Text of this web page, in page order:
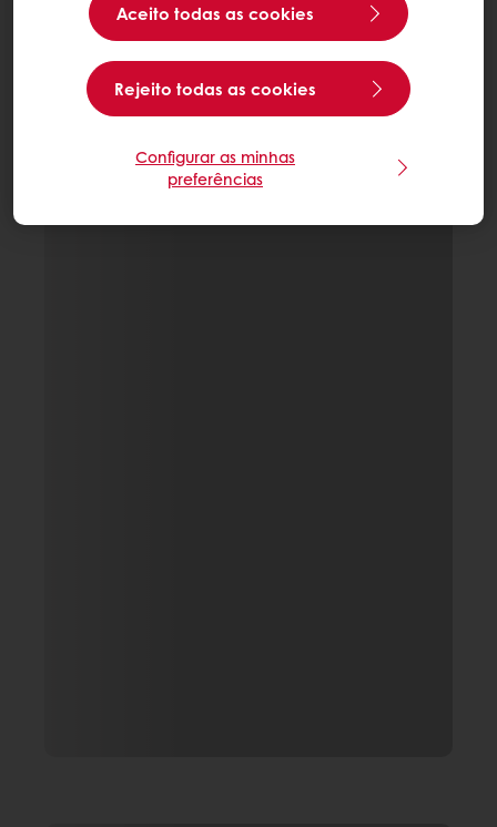
Aceito todas as cookies
Rejeito todas as cookies
Configurar as minhas
preferências